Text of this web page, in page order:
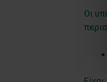
Οι